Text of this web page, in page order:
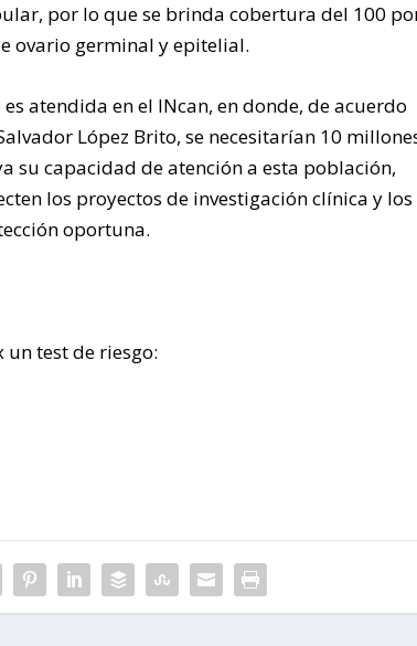
por lo que se brinda cobertura del 100
ovario germinal y epitelial.
atendida en el INcan, en donde, de acuerdo
López Brito, se necesitarían 10
su capacidad de atención a esta población,
los proyectos de investigación clínica y los
oportuna.
test de riesgo: